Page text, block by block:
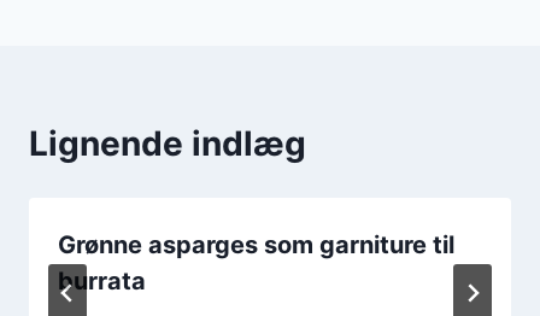
Lignende indlæg
Grønne asparges som garniture til
burrata